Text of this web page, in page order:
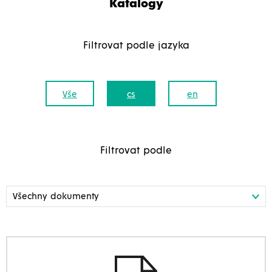
Katalogy
Filtrovat podle jazyka
Vše cs en
Filtrovat podle